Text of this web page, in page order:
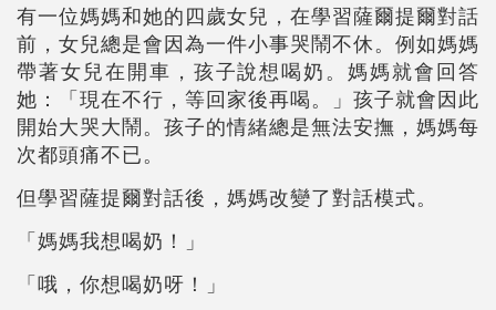
有一位媽媽和她的四歲女兒，在學習薩爾提爾對話
前，女兒總是會因為一件小事哭鬧不休。例如媽媽
帶著女兒在開車，孩子說想喝奶。媽媽就會回答
她：「現在不行，等回家後再喝。」孩子就會因此
開始大哭大鬧。孩子的情緒總是無法安撫，媽媽每
次都頭痛不已。
但學習薩提爾對話後，媽媽改變了對話模式。
「媽媽我想喝奶！」
「哦，你想喝奶呀！」